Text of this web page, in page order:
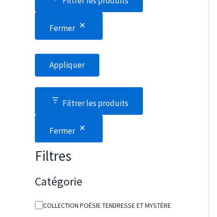
Fermer
Appliquer
Filtrer les produits
Fermer
Filtres
Catégorie
C
a
COLLECTION POÉSIE TENDRESSE ET MYSTÈRE